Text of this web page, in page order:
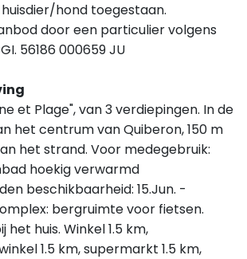
huisdier/hond toegestaan.
door een particulier volgens
56186 000659 JU
et Plage", van 3 verdiepingen. In de
het centrum van Quiberon, 150 m
het strand. Voor medegebruik:
hoekig verwarmd
beschikbaarheid: 15.Jun. -
bergruimte voor fietsen.
huis. Winkel 1.5 km,
1.5 km, supermarkt 1.5 km,